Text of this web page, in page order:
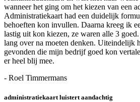
wanneer het ging om het kiezen van een
Administratiekaart had een duidelijk
behoeften kon invullen. Daarna kreeg ik
lastig uit kon kiezen, ze waren alle 3
lang over na moeten denken. Uiteindelijk
gevonden die mijn bedrijf goed kon
er heel blij mee.
- Roel Timmermans
administratiekaart luistert aandachtig